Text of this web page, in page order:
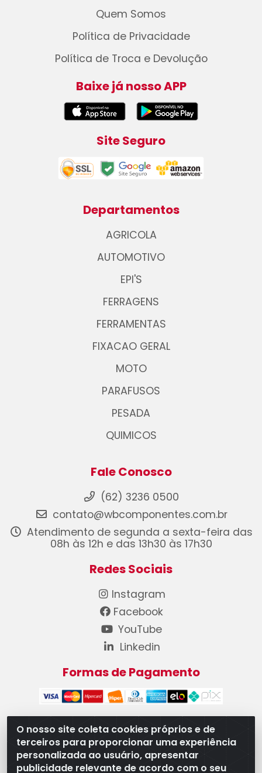
O nosso site coleta cookies próprios e de
terceiros para proporcionar uma experiência
personalizada ao usuário, apresentar
publicidade relevante de acordo com o seu
Quem Somos
Política de Privacidade
Política de Troca e Devolução
Baixe já nosso APP
Site Seguro
Departamentos
AGRICOLA
AUTOMOTIVO
EPI'S
FERRAGENS
FERRAMENTAS
FIXACAO GERAL
MOTO
PARAFUSOS
PESADA
QUIMICOS
Fale Conosco
(62) 3236 0500
contato@wbcomponentes.com.br
Atendimento de segunda a sexta-feira das
08h às 12h e das 13h30 às 17h30
Redes Sociais
Instagram
Facebook
YouTube
Linkedin
Formas de Pagamento
WB Componentes Automotivos LTDA - CNPJ
08.528.393/0001-12 - Rua do Níquel, 667 - Parque
Oeste Industrial, Goiânia/GO - CEP 74375-660